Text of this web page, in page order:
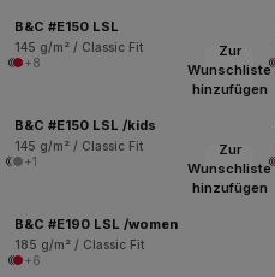
B&C #E150 LSL
145 g/m² / Classic Fit
+8
Zur
Wunschliste
hinzufügen
B&C #E150 LSL /kids
145 g/m² / Classic Fit
+1
Zur
Wunschliste
hinzufügen
B&C #E190 LSL /women
185 g/m² / Classic Fit
+6